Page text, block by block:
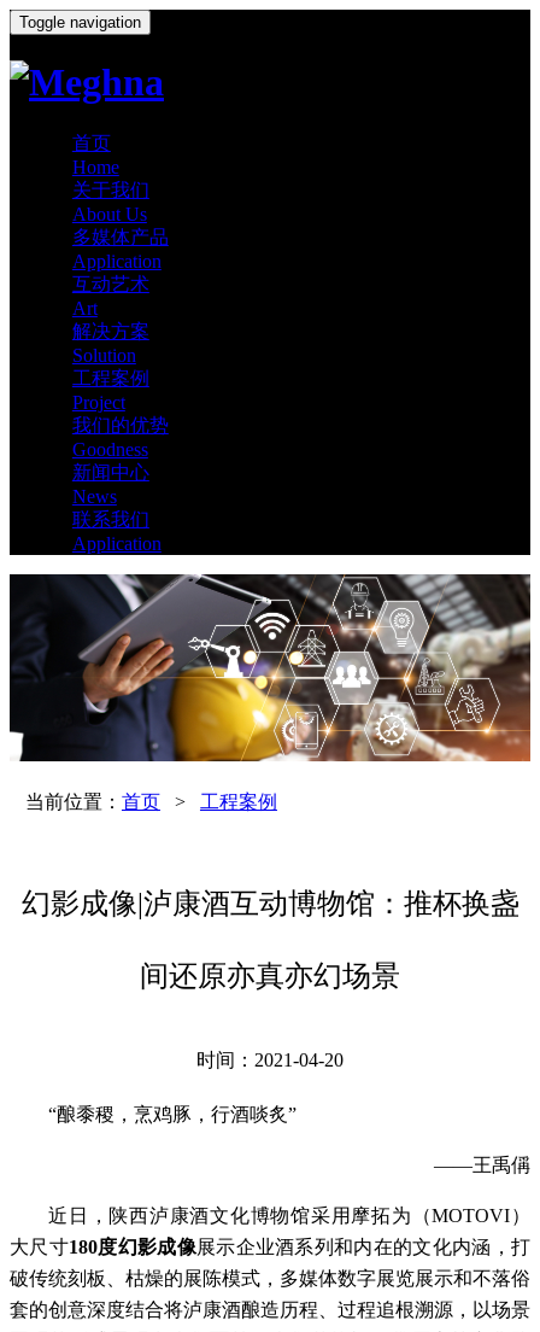
Toggle navigation
首页
Home
关于我们
About Us
多媒体产品
Application
互动艺术
Art
解决方案
Solution
工程案例
Project
我们的优势
Goodness
新闻中心
News
联系我们
Application
当前位置： 首页> 工程案例
幻影成像|泸康酒互动博物馆：推杯换盏
间还原亦真亦幻场景
时间：2021-04-20
“酿黍稷，烹鸡豚，行酒啖炙”
——王禹偁
近日，陕西泸康酒文化博物馆采用摩拓为（MOTOVI）
大尺寸180度幻影成像展示企业酒系列和内在的文化内涵，打
破传统刻板、枯燥的展陈模式，多媒体数字展览展示和不落俗
套的创意深度结合将泸康酒酿造历程、过程追根溯源，以场景